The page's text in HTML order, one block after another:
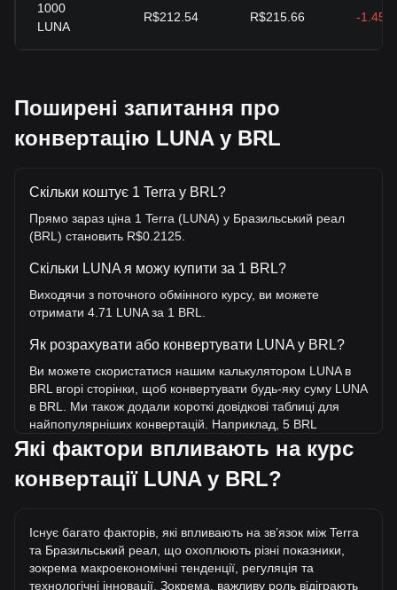
1000
LUNA
R$212.54 R$215.66 -1.45%
Поширені запитання про
конвертацію LUNA у BRL
Скільки коштує 1 Terra у BRL?
Прямо зараз ціна 1 Terra (LUNA) у Бразильський реал
(BRL) становить R$0.2125.
Скільки LUNA я можу купити за 1 BRL?
Виходячи з поточного обмінного курсу, ви можете
отримати 4.71 LUNA за 1 BRL.
Як розрахувати або конвертувати LUNA у BRL?
Ви можете скористатися нашим калькулятором LUNA в
BRL вгорі сторінки, щоб конвертувати будь-яку суму LUNA
в BRL. Ми також додали короткі довідкові таблиці для
найпопулярніших конвертацій. Наприклад, 5 BRL
еквівалентні 23.53 LUNA, а 5 LUNA коштуватимуть
близько 1.06BRL.
Яка найвища ціна LUNA/BRL в історії?
R$99.37. Ще невідомо, чи перевищить вартість 1 LUNA у
BRL поточний історичний максимум.
Яка динаміка цін у BRL?
Які фактори впливають на курс
конвертації LUNA у BRL?
Існує багато факторів, які впливають на звʼязок між Terra
та Бразильський реал, що охоплюють різні показники,
зокрема макроекономічні тенденції, регуляція та
технологічні інновації. Зокрема, важливу роль відіграють